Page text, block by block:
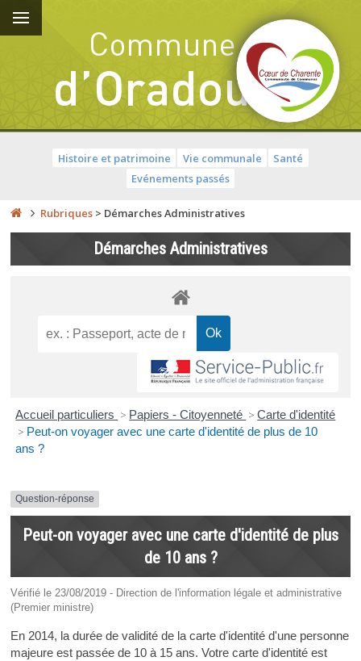
Histoire et patrimoine Vie communale
Santé
Evénements passés
Rubriques > Démarches Administratives
Démarches Administratives
Accueil particuliers > Papiers - Citoyenneté > Carte d'identité
> Peut-on voyager avec une carte d'identité de plus de 10
ans ?
Question-réponse
Peut-on voyager avec une carte d'identité de plus
de 10 ans ?
Vérifié le 23/08/2019 - Direction de l'information légale et administrative
(Premier ministre)
En 2014, la durée de validité de la carte d'identité d'une personne
majeure est passée de 10 à 15 ans. Votre carte d'identité est